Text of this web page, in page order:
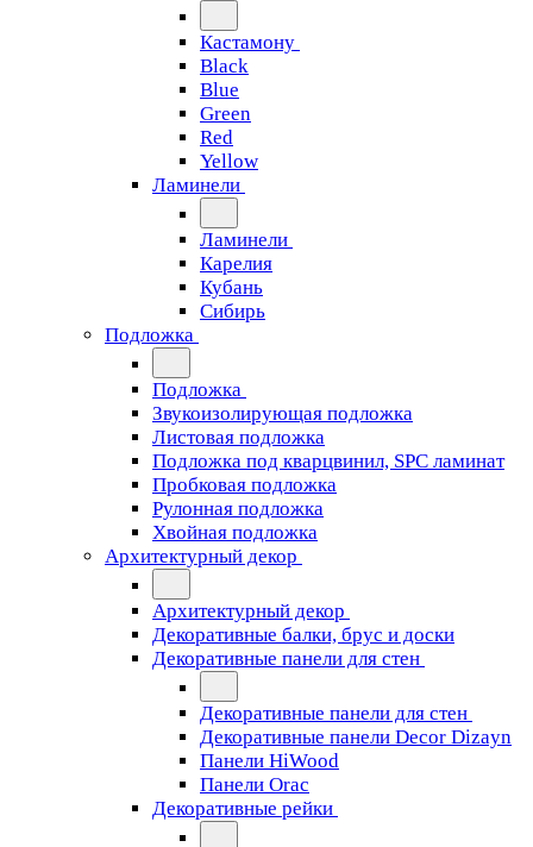
Кастамону
Black
Blue
Green
Red
Yellow
Ламинели
Ламинели
Карелия
Кубань
Сибирь
Подложка
Подложка
Звукоизолирующая подложка
Листовая подложка
Подложка под кварцвинил, SPC ламинат
Пробковая подложка
Рулонная подложка
Хвойная подложка
Архитектурный декор
Архитектурный декор
Декоративные балки, брус и доски
Декоративные панели для стен
Декоративные панели для стен
Декоративные панели Decor Dizayn
Панели HiWood
Панели Orac
Декоративные рейки